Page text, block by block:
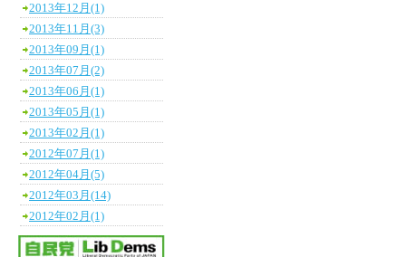
2013年12月(1)
2013年11月(3)
2013年09月(1)
2013年07月(2)
2013年06月(1)
2013年05月(1)
2013年02月(1)
2012年07月(1)
2012年04月(5)
2012年03月(14)
2012年02月(1)